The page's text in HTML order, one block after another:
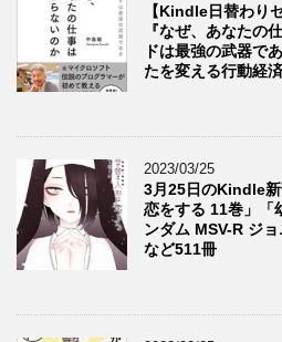
【Kindle日替わり
『なぜ、あなたの
ドは最強の武器で
たを変える行動経
2023/03/25
3月25日のKindle
恋をする 11巻」「
ンダム MSV-R ジ
など511冊